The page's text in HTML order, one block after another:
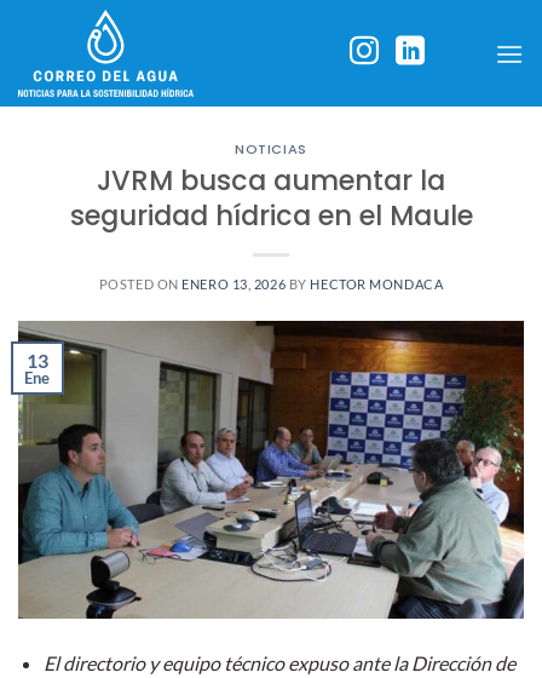
content
NOTICIAS
JVRM busca aumentar la
seguridad hídrica en el Maule
POSTED ON ENERO 13, 2026 BY HECTOR MONDACA
13
Ene
El directorio y equipo técnico expuso ante la Dirección de